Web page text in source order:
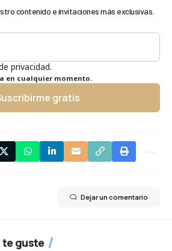
contenido e invitaciones más exclusivas.
privacidad.
en cualquier momento.
gratis
Dejar un comentario
te guste